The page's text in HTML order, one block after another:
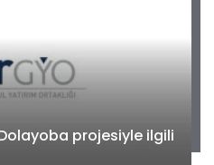
projesiyle ilgili